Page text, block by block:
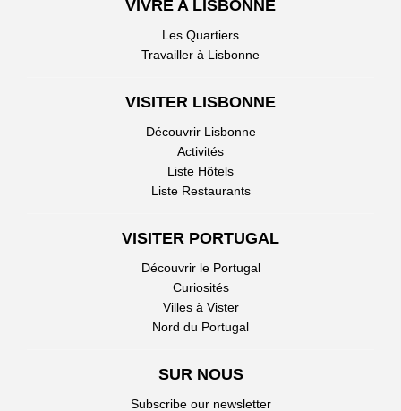
VIVRE A LISBONNE
Les Quartiers
Travailler à Lisbonne
VISITER LISBONNE
Découvrir Lisbonne
Activités
Liste Hôtels
Liste Restaurants
VISITER PORTUGAL
Découvrir le Portugal
Curiosités
Villes à Vister
Nord du Portugal
SUR NOUS
Subscribe our newsletter